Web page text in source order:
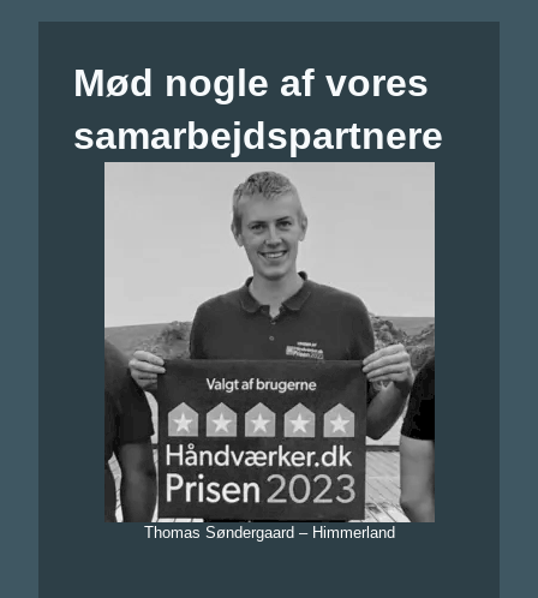
Mød nogle af vores
samarbejdspartnere
Thomas Søndergaard – Himmerland